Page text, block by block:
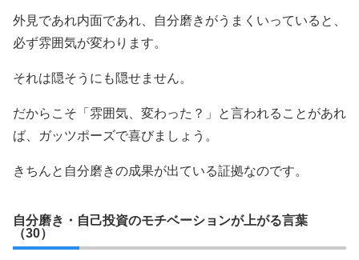
外見であれ内面であれ、自分磨きがうまくいっていると、
必ず雰囲気が変わります。
それは隠そうにも隠せません。
だからこそ「雰囲気、変わった？」と言われることがあれ
ば、ガッツポーズで喜びましょう。
きちんと自分磨きの成果が出ている証拠なのです。
自分磨き・自己投資のモチベーションが上がる言葉
（30）